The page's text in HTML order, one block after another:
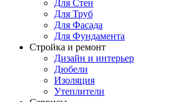
Для Стен
Для Труб
Для Фасада
Для Фундамента
Стройка и ремонт
Дизайн и интерьер
Дюбели
Изоляция
Утеплители